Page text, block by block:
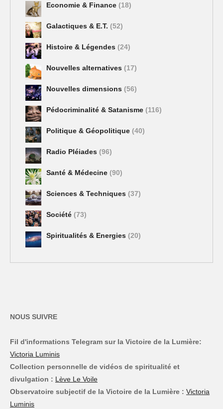
Economie & Finance (18)
Galactiques & E.T. (52)
Histoire & Légendes (24)
Nouvelles alternatives (17)
Nouvelles dimensions (56)
Pédocriminalité & Satanisme (116)
Politique & Géopolitique (40)
Radio Pléiades (96)
Santé & Médecine (90)
Sciences & Techniques (37)
Société (73)
Spiritualités & Energies (20)
NOUS SUIVRE
Fil d'informations Telegram sur la Victoire de la Lumière:
Victoria Luminis
Collection personnelle de vidéos de spiritualité et
divulgation : Lève Le Voile
Observatoire subjectif de la Victoire de la Lumière : Victoria
Luminis